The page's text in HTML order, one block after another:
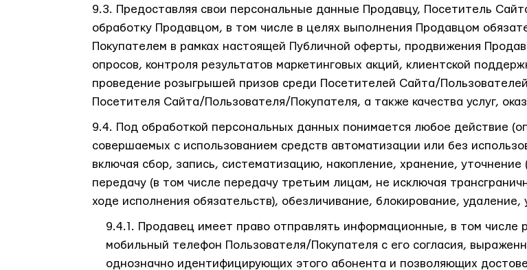
Предоставляя свои персональные данные Продавцу, Посетитель
обработку Продавцом, в том числе в целях выполнения Продавцом
Покупателем в рамках настоящей Публичной оферты, продвижения
опросов, контроля результатов маркетинговых акций, клиентской
проведение розыгрышей призов среди Посетителей Сайта/
Посетителя Сайта/Пользователя/Покупателя, а также качества услуг,
Под обработкой персональных данных понимается любое действие
совершаемых с использованием средств автоматизации или без
включая сбор, запись, систематизацию, накопление, хранение,
передачу (в том числе передачу третьим лицам, не исключая
ходе исполнения обязательств), обезличивание, блокирование,
Продавец имеет право отправлять информационные, в том числе
мобильный телефон Пользователя/Покупателя с его согласия,
однозначно идентифицирующих этого абонента и позволяющих